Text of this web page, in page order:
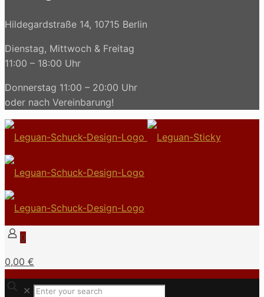
Hildegardstraße 14, 10715 Berlin
Dienstag, Mittwoch & Freitag
11:00 – 18:00 Uhr
Donnerstag 11:00 – 20:00 Uhr
oder nach Vereinbarung!
0
0,00 €
✕